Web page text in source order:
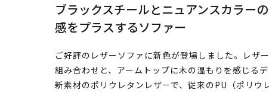
ブラックスチールとニュアンスカラー
感をプラスするソファー
ご好評のレザーソファに新色が登場しました。レ
組み合わせと、アームトップに木の温もりを感じる
新素材のポリウレタンレザーで、従来のPU（ポリ